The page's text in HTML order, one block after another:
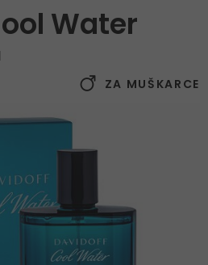
Water
ZA MUŠKARCE